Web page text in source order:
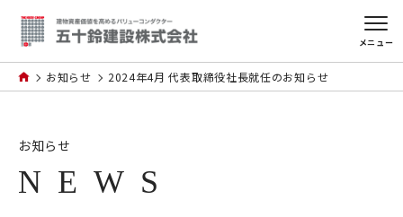
メニュー
お知らせ
NEWS
お知らせ 2024年4月 代表取締役社長就任のお知らせ